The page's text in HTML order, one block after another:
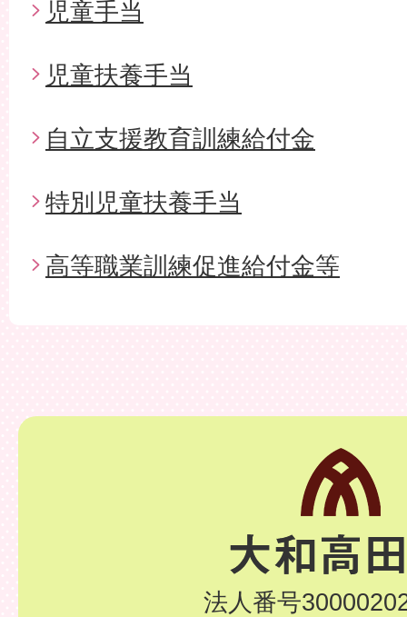
児童手当
児童扶養手当
自立支援教育訓練給付金
特別児童扶養手当
高等職業訓練促進給付金等
法人番号